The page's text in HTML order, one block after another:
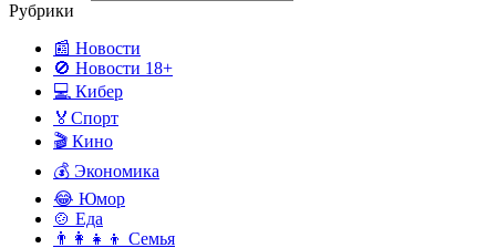
Рубрики
📰 Новости
🚫 Новости 18+
💻 Кибер
🏅Спорт
🎬 Кино
💰 Экономика
😂 Юмор
🍲 Еда
👨‍👩‍👧‍👦 Семья